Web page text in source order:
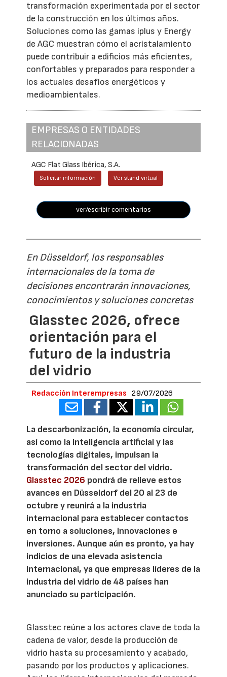
transformación experimentada por el sector
de la construcción en los últimos años.
Soluciones como las gamas iplus y Energy
de AGC muestran cómo el acristalamiento
puede contribuir a edificios más eficientes,
confortables y preparados para responder a
los actuales desafíos energéticos y
medioambientales.
EMPRESAS O ENTIDADES
RELACIONADAS
AGC Flat Glass Ibérica, S.A.
Solicitar información Ver stand virtual
ver/escribir comentarios
En Düsseldorf, los responsables
internacionales de la toma de
decisiones encontrarán innovaciones,
conocimientos y soluciones concretas
Glasstec 2026, ofrece
orientación para el
futuro de la industria
del vidrio
Redacción Interempresas 29/07/2026
La descarbonización, la economía circular,
así como la inteligencia artificial y las
tecnologías digitales, impulsan la
transformación del sector del vidrio.
Glasstec 2026 pondrá de relieve estos
avances en Düsseldorf del 20 al 23 de
octubre y reunirá a la industria
internacional para establecer contactos
en torno a soluciones, innovaciones e
inversiones. Aunque aún es pronto, ya hay
indicios de una elevada asistencia
internacional, ya que empresas líderes de la
industria del vidrio de 48 países han
anunciado su participación.
Glasstec reúne a los actores clave de toda la
cadena de valor, desde la producción de
vidrio hasta su procesamiento y acabado,
pasando por los productos y aplicaciones.